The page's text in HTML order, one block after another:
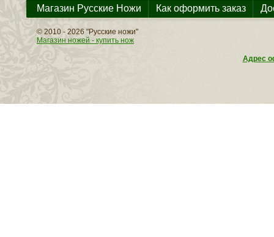
Магазин Русские Ножи Как оформить заказ
© 2010 - 2026 "Русские ножи"
Магазин ножей - купить нож
Адрес